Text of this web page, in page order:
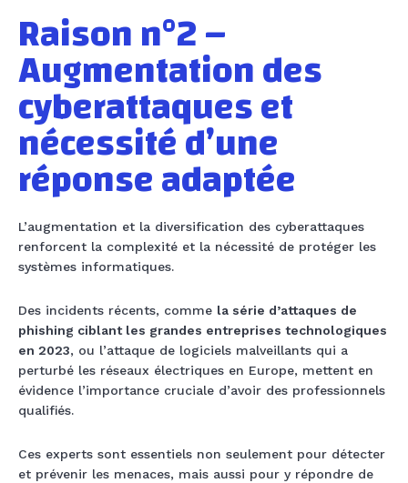
Raison n°2 –
Augmentation des
cyberattaques et
nécessité d’une
réponse adaptée
L’augmentation et la diversification des cyberattaques
renforcent la complexité et la nécessité de protéger les
systèmes informatiques.
Des incidents récents, comme la série d’attaques de
phishing ciblant les grandes entreprises technologiques
en 2023, ou l’attaque de logiciels malveillants qui a
perturbé les réseaux électriques en Europe, mettent en
évidence l’importance cruciale d’avoir des professionnels
qualifiés.
Ces experts sont essentiels non seulement pour détecter
et prévenir les menaces, mais aussi pour y répondre de